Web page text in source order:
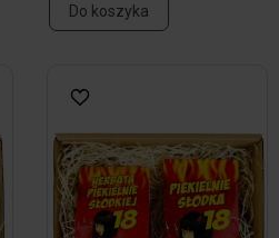
Do koszyka